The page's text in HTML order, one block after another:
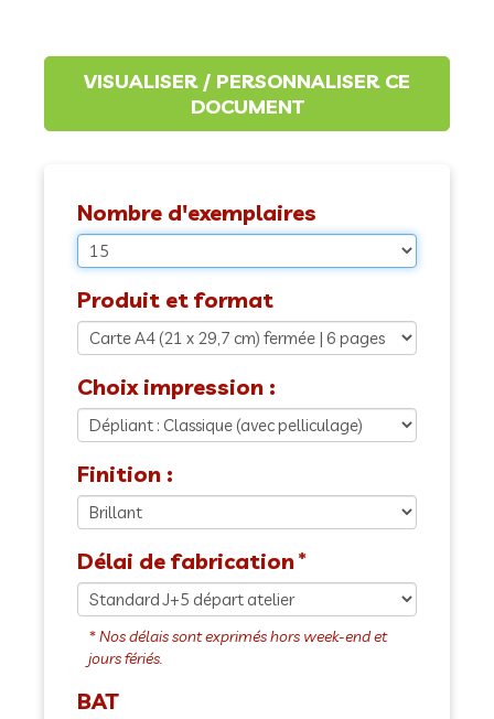
Nombre d'exemplaires
Produit et format
Choix impression :
Finition :
Délai de fabrication
BAT